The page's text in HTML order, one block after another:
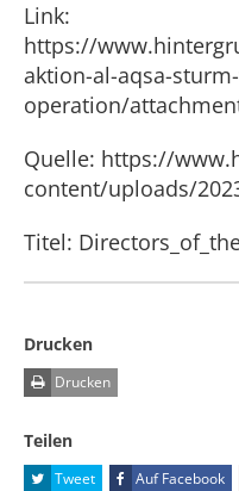
Link:
https://
aktion-al-aqsa-
operation/
Quelle: https://
content/uploads/
Titel:
Drucken
Drucken
Teilen
Tweet Auf Facebook